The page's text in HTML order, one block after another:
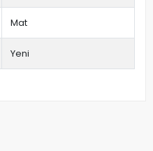
Mat
Yeni